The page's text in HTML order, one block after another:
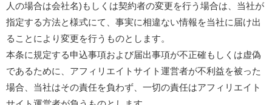
人の場合は会社名)もしくは契約者の変更を行う場合は、当社が
指定する方法と様式にて、事実に相違ない情報を当社に届け出
ることにより変更を行うものとします。
本条に規定する申込事項および届出事項が不正確もしくは虚偽
であるために、アフィリエイトサイト運営者が不利益を被った
場合、当社はその責任を負わず、一切の責任はアフィリエイト